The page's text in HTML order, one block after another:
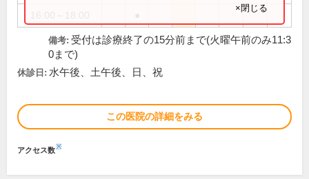
×閉じる
備考: 受付は診療終了の15分前まで(火曜午前のみ11:3
0まで)
休診日: 水午後、土午後、日、祝
この医院の詳細をみる
アクセス数※